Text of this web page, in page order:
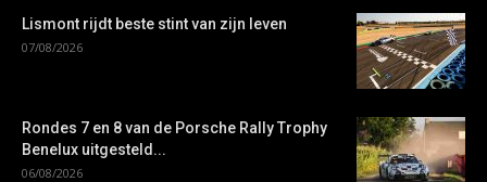
Lismont rijdt beste stint van zijn leven
07/08/2026
Rondes 7 en 8 van de Porsche Rally Trophy
Benelux uitgesteld...
06/08/2026